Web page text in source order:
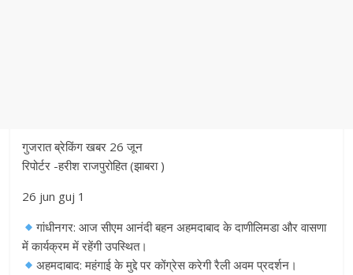
गुजरात ब्रेकिंग खबर 26 जून
रिपोर्टर -हरीश राजपुरोहित (झाबरा )
26 jun guj 1
गांधीनगर: आज सीएम आनंदी बहन अहमदाबाद के दाणीलिमडा और वासणा
में कार्यक्रम में रहेंगी उपस्थित।
अहमदाबाद: महंगाई के मुद्दे पर कोंग्रेस करेगी रैली अवम प्रदर्शन।